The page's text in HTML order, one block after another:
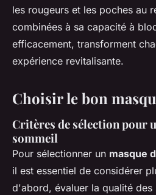
les rougeurs et les poches au
combinées à sa capacité à
efficacement, transforment
expérience revitalisante.
Choisir le bon
Critères de sélection pour
sommeil
Pour sélectionner un masque
il est essentiel de considérer
d'abord, évaluer la qualité des